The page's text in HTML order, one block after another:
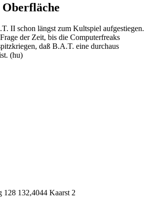
II schon längst zum Kultspiel aufgestiegen.
der Zeit, bis die Computerfreaks
daß B.A.T. eine durchaus
(hu)
128 132,4044 Kaarst 2